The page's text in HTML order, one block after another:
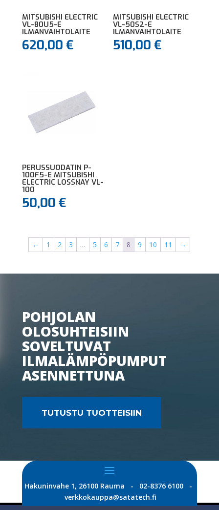
MITSUBISHI ELECTRIC
VL-80U5-E
ILMANVAIHTOLAITE
620,00 €
MITSUBISHI ELECTRIC
VL-50S2-E
ILMANVAIHTOLAITE
510,00€
PERUSSUODATIN P-
100F5-E MITSUBISHI
ELECTRIC LOSSNAY VL-
100
50,00 €
← 1 2 3 … 5 6 7 8 9 10 11 →
POHJOLAN
OLOSUHTEISIIN
SOVELTUVAT
ILMALÄMPÖPUMPUT
ASENNETTUNA
TUTUSTU TUOTTEISIIN
Hakuninvahe 1, 26100 Rauma - 02-8376 6100 -
verkkokauppa@satatech.fi